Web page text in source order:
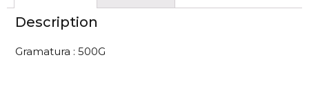
Description
Gramatura : 500G